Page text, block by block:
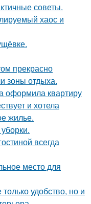
советы.
хаос и
прекрасно
зоны отдыха.
оформила квартиру
и хотела
жилье.
всегда
место для
удобство, но и